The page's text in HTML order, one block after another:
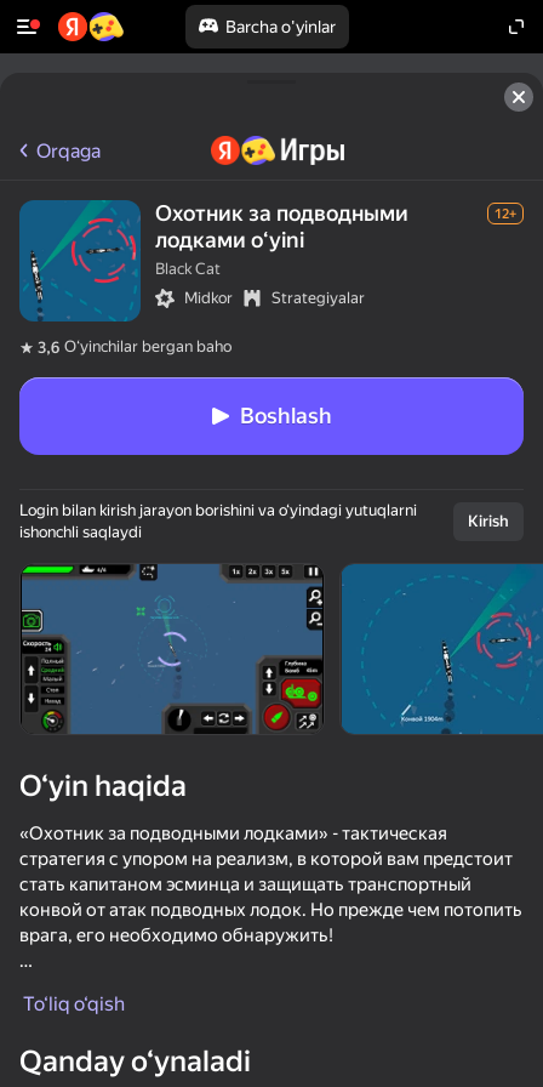
Barcha o'yinlar
Qurilmani aylantiring
O‘yinlar faqat gorizontal
oriyentatsiyasida ishlaydi
Orqaga
Охотник за подводными
лодками oʻyini
12+
Black Cat
Midkor
Strategiyalar
3,6 Oʻyinchilar bergan baho
Boshlash
Login bilan kirish jarayon borishini va o‘yindagi yutuqlarni
ishonchli saqlaydi
Kirish
O‘yin haqida
«Охотник за подводными лодками» - тактическая
стратегия с упором на реализм, в которой вам предстоит
стать капитаном эсминца и защищать транспортный
конвой от атак подводных лодок. Но прежде чем потопить
врага, его необходимо обнаружить!
- Сложная симуляция морского боя эсминца против
- Реалистичные системы обнаружения целей: сонар
To‘liq o‘qish
Qanday o‘ynaladi